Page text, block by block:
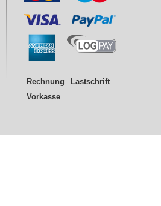
Rechnung
Lastschrift
Vorkasse